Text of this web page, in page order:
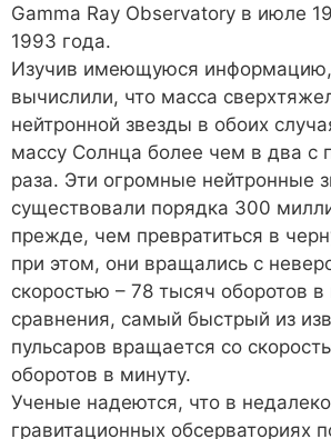
Gamma Ray Observatory в июле
1993 года.
Изучив имеющуюся
вычислили, что масса
нейтронной звезды в обоих
массу Солнца более чем в два с
раза. Эти огромные нейтронные
существовали порядка 300
прежде, чем превратиться в
при этом, они вращались с
скоростью – 78 тысяч оборотов
сравнения, самый быстрый из
пульсаров вращается со
оборотов в минуту.
Ученые надеются, что в
гравитационных обсерваториях